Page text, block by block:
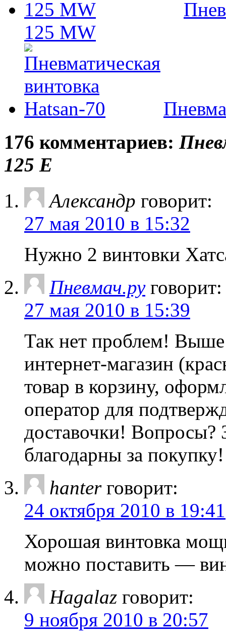
125 MW
176 комментариев:
125 E
Александр говорит:
27 мая 2010 в 15:32
Нужно 2 винтовки
Пневмач.ру говорит:
27 мая 2010 в 15:39
Так нет проблем!
интернет-магазин
товар в корзину,
оператор для
доставочки! Вопросы?
благодарны за покупку!
hanter говорит:
24 октября 2010 в 19:41
Хорошая винтовка
можно поставить —
Hagalaz говорит:
9 ноября 2010 в 20:57